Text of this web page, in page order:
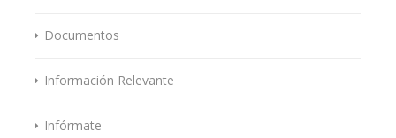
Documentos
Información Relevante
Infórmate